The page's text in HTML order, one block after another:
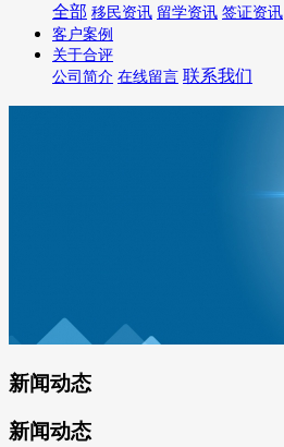
全部 移民资讯 留学资讯 签证资讯
客户案例
关于合评
公司简介 在线留言 联系我们
新闻动态
新闻动态